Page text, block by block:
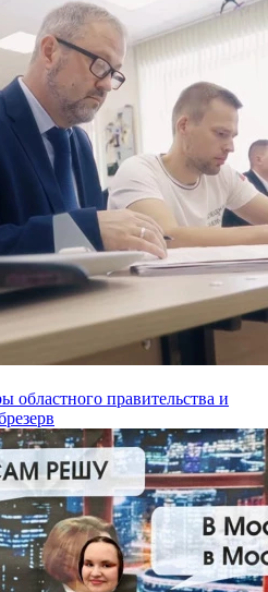
областного правительства и